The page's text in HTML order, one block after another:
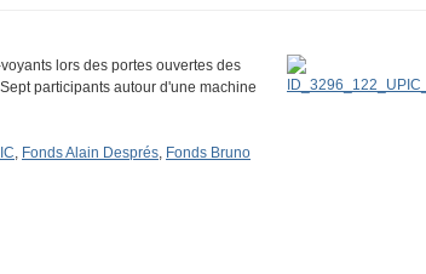
lors des portes ouvertes des
participants autour d'une machine
, Fonds Alain Després, Fonds Bruno